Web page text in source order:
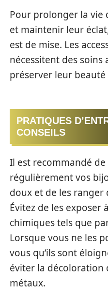
Pour prolonger la vie
et maintenir leur
est de mise. Les
nécessitent des
préserver leur
PRATIQUES
CONSEILS
Il est recommandé
régulièrement vos
doux et de les ranger
Évitez de les exposer
chimiques tels que
Lorsque vous ne les
vous qu’ils sont
éviter la décoloration
métaux.